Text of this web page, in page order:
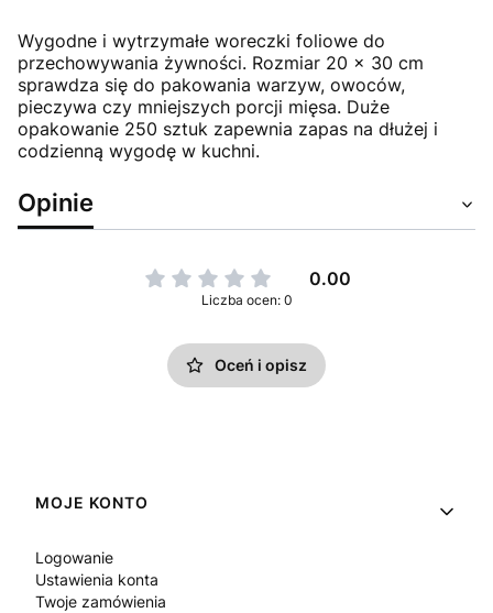
Wygodne i wytrzymałe woreczki foliowe do
przechowywania żywności. Rozmiar 20 × 30 cm
sprawdza się do pakowania warzyw, owoców,
pieczywa czy mniejszych porcji mięsa. Duże
opakowanie 250 sztuk zapewnia zapas na dłużej i
codzienną wygodę w kuchni.
Opinie
0.00
Liczba ocen: 0
Oceń i opisz
Linki w stopce
MOJE KONTO
Logowanie
Ustawienia konta
Twoje zamówienia